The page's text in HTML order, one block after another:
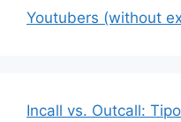
Youtubers (without
Incall vs. Outcall: